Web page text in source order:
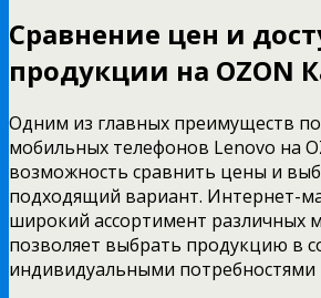
Сравнение цен и
продукции на OZON
Одним из главных преимуществ
мобильных телефонов Lenovo на
возможность сравнить цены и
подходящий вариант. Интернет-
широкий ассортимент различных
позволяет выбрать продукцию в
индивидуальными